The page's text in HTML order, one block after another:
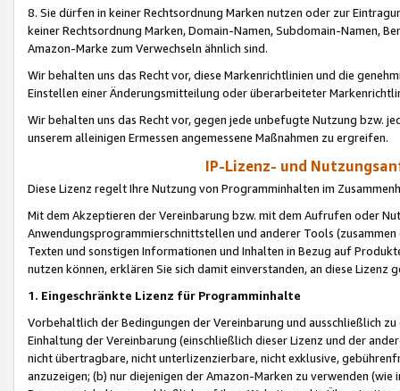
8. Sie dürfen in keiner Rechtsordnung Marken nutzen oder zur
keiner Rechtsordnung Marken, Domain-Namen, Subdomain-Namen,
Amazon-Marke zum Verwechseln ähnlich sind.
Wir behalten uns das Recht vor, diese Markenrichtlinien und die
Einstellen einer Änderungsmitteilung oder überarbeiteter
Wir behalten uns das Recht vor, gegen jede unbefugte Nutzung bzw.
unserem alleinigen Ermessen angemessene Maßnahmen zu ergreifen.
IP-Lizenz- und
Diese Lizenz regelt Ihre Nutzung von Programminhalten im
Mit dem Akzeptieren der Vereinbarung bzw. mit dem Aufrufen oder
Anwendungsprogrammierschnittstellen und anderer Tools (zusammen
Texten und sonstigen Informationen und Inhalten in Bezug auf
nutzen können, erklären Sie sich damit einverstanden, an diese Lizenz
1. Eingeschränkte Lizenz für Programminhalte
Vorbehaltlich der Bedingungen der Vereinbarung und ausschließlich
Einhaltung der Vereinbarung (einschließlich dieser Lizenz und der
nicht übertragbare, nicht unterlizenzierbare, nicht exklusive,
anzuzeigen; (b) nur diejenigen der Amazon-Marken zu verwenden